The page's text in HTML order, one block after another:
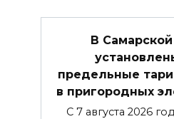
В
предельные
в пригородных
С 7 августа 2026